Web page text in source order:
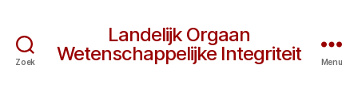
Zoek
Landelijk Orgaan
Wetenschappelijke Integriteit
Menu